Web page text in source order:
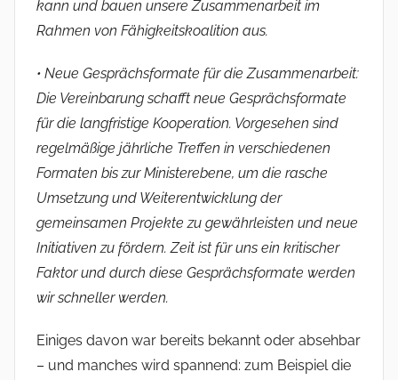
kann und bauen unsere Zusammenarbeit im
Rahmen von Fähigkeitskoalition aus.
• Neue Gesprächsformate für die Zusammenarbeit:
Die Vereinbarung schafft neue Gesprächsformate
für die langfristige Kooperation. Vorgesehen sind
regelmäßige jährliche Treffen in verschiedenen
Formaten bis zur Ministerebene, um die rasche
Umsetzung und Weiterentwicklung der
gemeinsamen Projekte zu gewährleisten und neue
Initiativen zu fördern. Zeit ist für uns ein kritischer
Faktor und durch diese Gesprächsformate werden
wir schneller werden.
Einiges davon war bereits bekannt oder absehbar
– und manches wird spannend: zum Beispiel die